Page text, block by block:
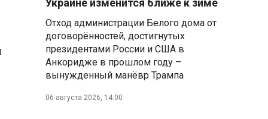
Президент Алжира готовится
к визиту в Беларусь — МИД
Алжира
300 жителей Курской области,
Украине изменится ближе к зиме
Отход администрации Белого дома от
договорённостей, достигнутых
президентами России и США в
Анкоридже в прошлом году –
вынужденный манёвр Трампа
06 августа 2026, 14:00